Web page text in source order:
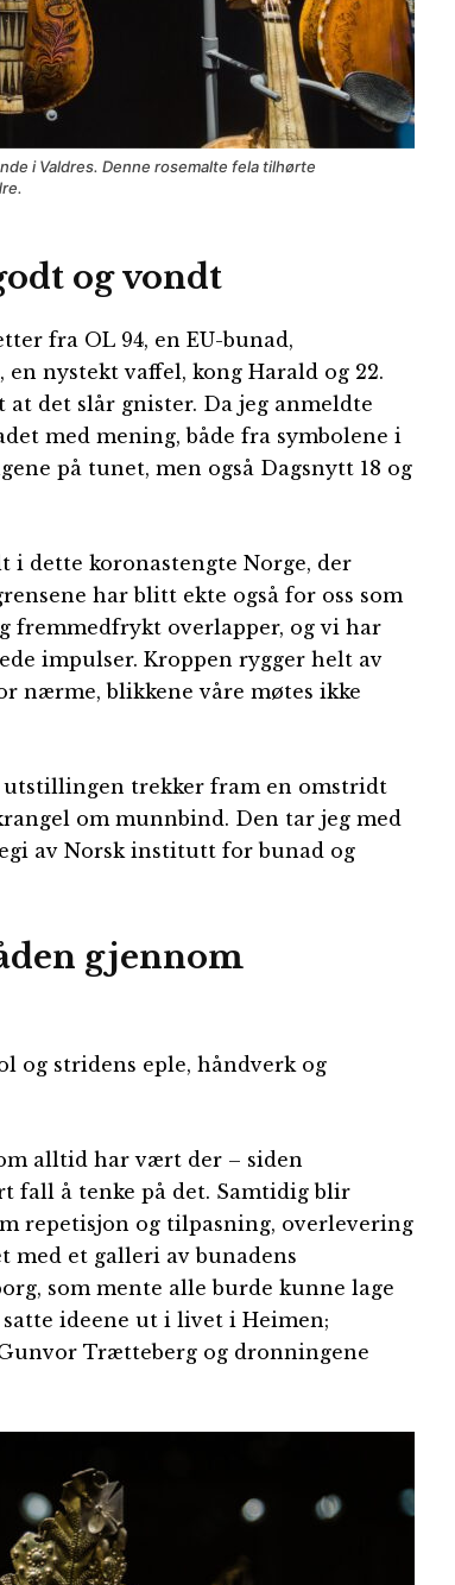
i Valdres. Denne rosemalte fela tilhørte
og vondt
fra OL 94, en EU-bunad,
nystekt vaffel, kong Harald og 22.
det slår gnister. Da jeg anmeldte
med mening, både fra symbolene i
på tunet, men også Dagsnytt 18 og
dette koronastengte Norge, der
har blitt ekte også for oss som
fremmedfrykt overlapper, og vi har
impulser. Kroppen rygger helt av
nærme, blikkene våre møtes ikke
utstillingen trekker fram en omstridt
om munnbind. Den tar jeg med
av Norsk institutt for bunad og
gjennom
og stridens eple, håndverk og
alltid har vært der – siden
fall å tenke på det. Samtidig blir
repetisjon og tilpasning, overlevering
med et galleri av bunadens
som mente alle burde kunne lage
ideene ut i livet i Heimen;
Trætteberg og dronningene